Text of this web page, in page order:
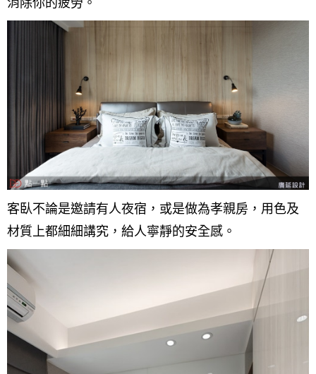
客臥不論是邀請有人夜宿，或是做為孝親房，用色及
材質上都細細講究，給人寧靜的安全感。